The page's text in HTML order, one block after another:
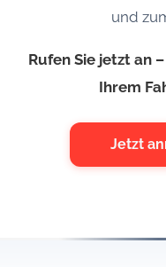
und
Rufen Sie jetzt an
Ihrem
Jetzt